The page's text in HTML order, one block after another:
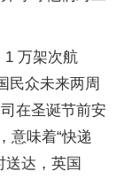
1 万架次航
民众未来两周
在圣诞节前安
意味着“快递
送达，英国